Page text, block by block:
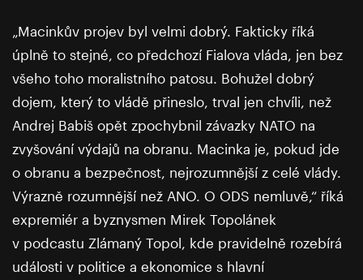
„Macinkův projev byl velmi dobrý. Fakticky říká
úplně to stejné, co předchozí Fialova vláda, jen bez
všeho toho moralistního patosu. Bohužel dobrý
dojem, který to vládě přineslo, trval jen chvíli, než
Andrej Babiš opět zpochybnil závazky NATO na
zvyšování výdajů na obranu. Macinka je, pokud jde
o obranu a bezpečnost, nejrozumnější z celé vlády.
Výrazně rozumnější než ANO. O ODS nemluvě,“ říká
expremiér a byznysmen Mirek Topolánek
v podcastu Zlámaný Topol, kde pravidelně rozebírá
události v politice a ekonomice s hlavní